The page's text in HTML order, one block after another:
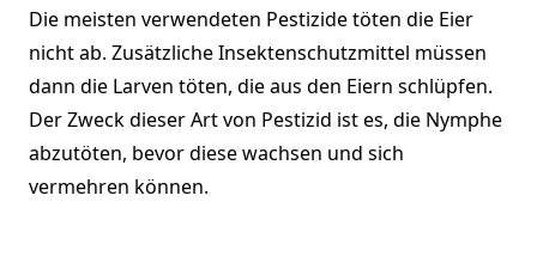
Die meisten verwendeten Pestizide töten die Eier
nicht ab. Zusätzliche Insektenschutzmittel müssen
dann die Larven töten, die aus den Eiern schlüpfen.
Der Zweck dieser Art von Pestizid ist es, die Nymphe
abzutöten, bevor diese wachsen und sich
vermehren können.